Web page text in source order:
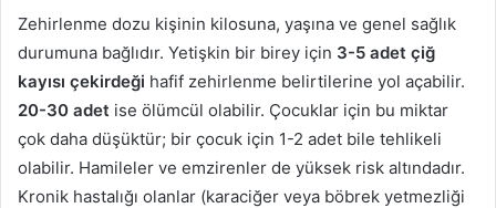
Zehirlenme dozu kişinin kilosuna, yaşına ve genel sağlık
durumuna bağlıdır. Yetişkin bir birey için 3-5 adet çiğ
kayısı çekirdeği hafif zehirlenme belirtilerine yol açabilir.
20-30 adet ise ölümcül olabilir. Çocuklar için bu miktar
çok daha düşüktür; bir çocuk için 1-2 adet bile tehlikeli
olabilir. Hamileler ve emzirenler de yüksek risk altındadır.
Kronik hastalığı olanlar (karaciğer veya böbrek yetmezliği